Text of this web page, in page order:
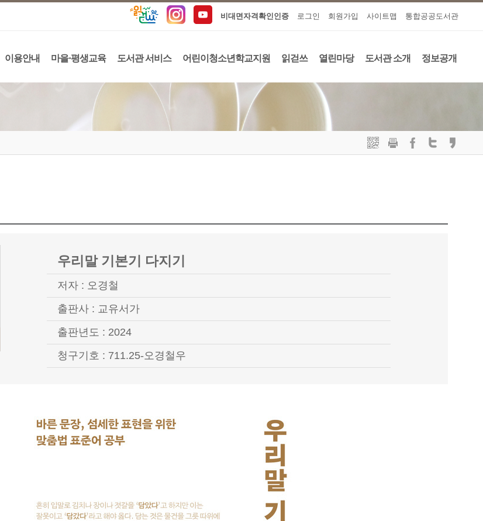
비대면자격확인인증 로그인 회원가입 사이트맵 통합공공도서관
이용안내 마을·평생교육 도서관 서비스 어린이청소년학교지원 읽걷쓰 열린마당 도서관 소개 정보공개
우리말 기본기 다지기
저자 : 오경철
출판사 : 교유서가
출판년도 : 2024
청구기호 : 711.25-오경철우